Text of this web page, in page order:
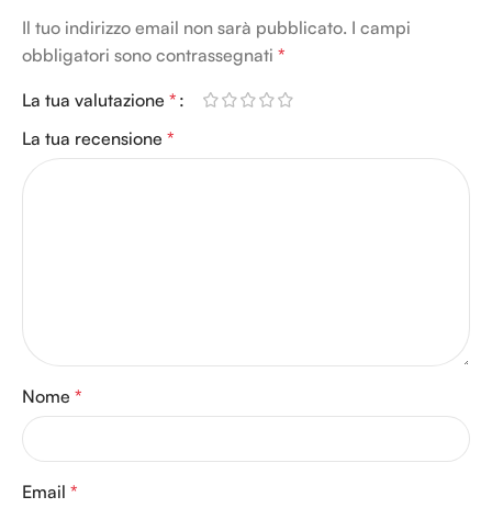
vengono utilizzate foglie intere
raccolte da piante di almeno 5
anni seguendo la ricetta
Arborescens* con Miele di
Acacia* Biologico e il Distillato di
l’organismo. Complemento
trattamenti di medicina invasiva
regolatore delle funzioni
Il tuo indirizzo email non sarà pubblicato. I campi
obbligatori sono contrassegnati *
La tua valutazione *
La tua recensione *
Nome *
Email *